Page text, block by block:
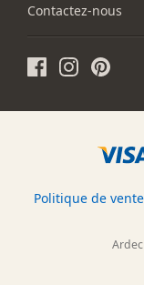
Contactez-nous
Politique de vente